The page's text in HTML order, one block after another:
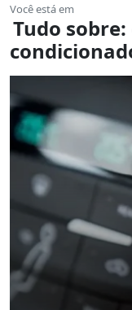
Você está em
Tudo